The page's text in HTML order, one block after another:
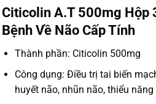
Citicolin A.T 500mg Hộp
Bệnh Về Não Cấp Tính
Thành phần: Citicolin 500mg
Công dụng: Điều trị tai biến
huyết não, nhũn não, thiểu